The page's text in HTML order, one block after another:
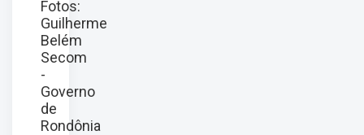
Fotos:
Guilherme
Belém
Secom
-
Governo
de
Rondônia